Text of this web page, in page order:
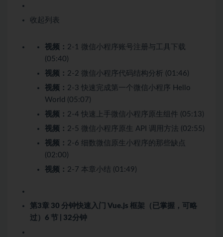
收起列表
视频： 2-1 微信小程序账号注册与工具下载
(05:40)
视频： 2-2 微信小程序代码结构分析 (01:46)
视频： 2-3 快速完成第一个微信小程序 Hello
World (05:07)
视频： 2-4 快速上手微信小程序原生组件 (05:13)
视频： 2-5 微信小程序原生 API 调用方法 (02:55)
视频： 2-6 细数微信原生小程序的那些缺点
(02:00)
视频： 2-7 本章小结 (01:49)
第3章 30 分钟快速入门 Vue.js 框架（已掌握，可略
过） 6 节 | 32分钟